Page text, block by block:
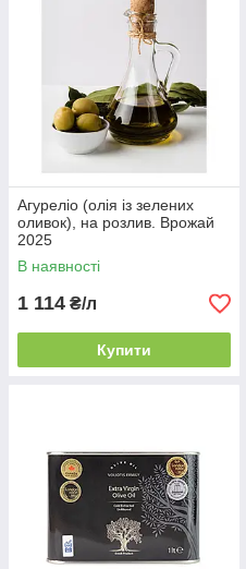
Агуреліо (олія із зелених
оливок), на розлив. Врожай
2025
В наявності
1 114 ₴/л
Купити